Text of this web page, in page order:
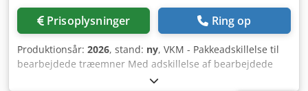
Prisoplysninger Ring op
Produktionsår: 2026, stand: ny, VKM - Pakkeadskillelse til
bearbejdede træemner Med adskillelse af bearbejdede
træemner, løst placeret eller som pakke, kan allerede